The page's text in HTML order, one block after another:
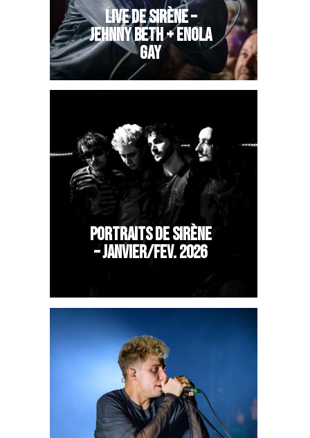
LIVE DE SIRÈNE –
JEHNNY BETH + ENOLA
GAY
PORTRAITS DE SIRÈNE
– JANVIER/FEV. 2026